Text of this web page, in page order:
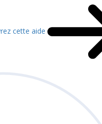
cette aide